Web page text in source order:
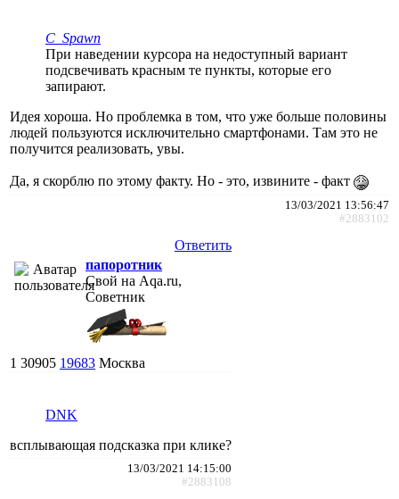
C_Spawn
При наведении курсора на недоступный вариант
подсвечивать красным те пункты, которые его
запирают.
Идея хороша. Но проблемка в том, что уже больше половины
людей пользуются исключительно смартфонами. Там это не
получится реализовать, увы.
Да, я скорблю по этому факту. Но - это, извините - факт
13/03/2021 13:56:47
#2883102
Ответить
папоротник
Свой на Aqa.ru,
Советник
1 30905 19683 Москва
DNK
всплывающая подсказка при клике?
13/03/2021 14:15:00
#2883108